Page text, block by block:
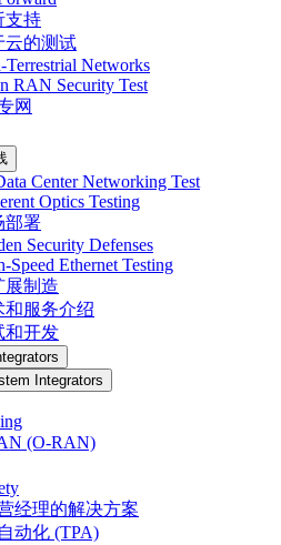
支持
云的测试
Terrestrial Networks
RAN Security Test
网
Center Networking Test
Optics Testing
部署
Security Defenses
Speed Ethernet Testing
展制造
和服务介绍
和开发
Integrators
(O-RAN)
经理的解决方案
动化 (TPA)